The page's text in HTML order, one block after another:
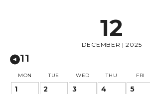
12
DECEMBER | 2025
11
MON TUE WED THU FRI
1 2 3 4 5